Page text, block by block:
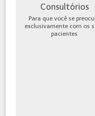
Consultórios
Para que você se
exclusivamente com os
pacientes